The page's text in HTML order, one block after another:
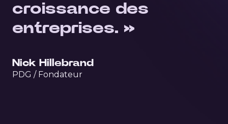
croissance des
entreprises. »
Nick Hillebrand
PDG / Fondateur